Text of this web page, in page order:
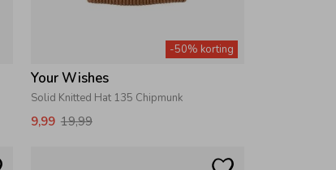
-50% korting
Your Wishes
Solid Knitted Hat 135 Chipmunk
9,99 19,99